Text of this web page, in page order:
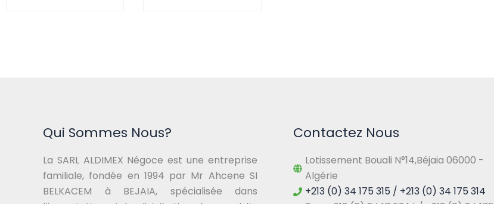
Qui Sommes Nous?
La SARL ALDIMEX Négoce est une entreprise
familiale, fondée en 1994 par Mr Ahcene SI
BELKACEM à BEJAIA, spécialisée dans
Contactez Nous
Lotissement Bouali N°14,Béjaia 06000 -
Algérie
+213 (0) 34 175 315 / +213 (0) 34 175 314